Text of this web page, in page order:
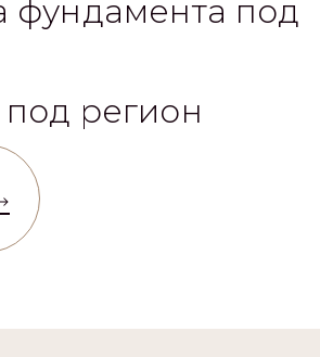
фундамента под
регион